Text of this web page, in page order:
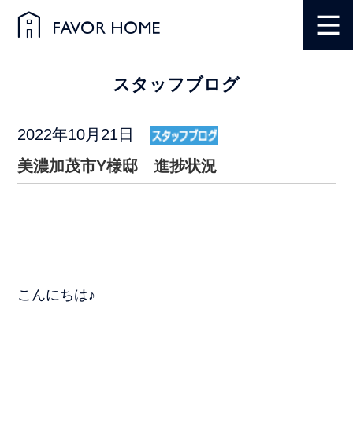
スタッフブログ
2022年10月21日
美濃加茂市Y様邸 進捗状況
こんにちは♪